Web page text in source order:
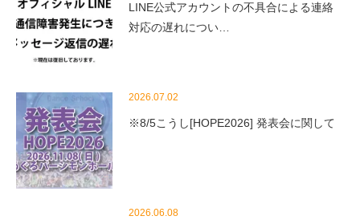
LINE公式アカウントの不具合による連絡
対応の遅れについ…
2026.07.02
※8/5こうし[HOPE2026] 発表会に関して
2026.06.08